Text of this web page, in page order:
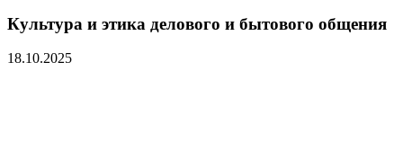
Культура и этика делового и бытового общения
18.10.2025